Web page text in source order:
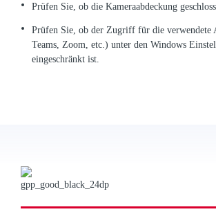
Prüfen Sie, ob die Kameraabdeckung
Prüfen Sie, ob der Zugriff für die verwendete
Teams, Zoom, etc.) unter den Windows
eingeschränkt ist.